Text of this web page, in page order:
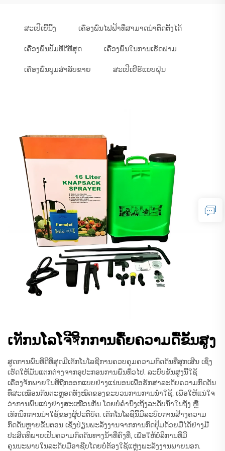
ສະເປີເຍີ້ນີ້ງ ເຄື່ອງພົ່ນໄຟຟ້າທີ່ສາມາດນຳຕິດຕັ້ງໄດ້
ເຄື່ອງພົ່ນປັ້ມທີ່ດີທີ່ສຸດ ເຄື່ອງພົ່ນໃນການເຮັດຟາມ
ເຄື່ອງພົ່ນບູມສຳລັບຂາຍ ສະເປີເຢີຣ໌ແບບຝຸ່ນ
ເทັກນໂລໂຈີঈິກການຄື້ຍຄວາມດື້ຂັ້ນສູງ
ສູດການພົ່ນທີ່ດີທີ່ສຸດມີເຕັກໂນໂລຊີການຄວບຄຸມຄວາມກົດດັນທີ່ສຸກເສີນ ເຊິ່ງ
ເຮັດໃຫ້ມັນແຕກຕ່າງຈາກອຸປະກອນການພົ່ນທົ່ວໄປ. ລະບົບຂັ້ນສູງນີ້ໃຊ້
ເຄື່ອງຈັກພາຍໃນທີ່ຖືກອອກແບບຢ່າງແນ່ນອນເພື່ອຮັກສາລະດັບຄວາມກົດດັນ
ທີ່ສະເໝືອນກັນຕະຫຼອດທັງໝົດຂອງຂະບວນການການນຳໃຊ້, ເພື່ອໃຫ້ແນ່ໃຈ
ວ່າການພົ່ນແບ່ງຢ່າງສະເໝືອນກັນ ໂດຍບໍ່ຄຳນຶງເຖິງລະດັບນ້ຳໃນຖັງ ຫຼື
ເທັກນິກການນຳໃຊ້ຂອງຜູ້ປະຕິບັດ. ເຕັກໂນໂລຊີນີ້ມີລະບົບການສ້າງຄວາມ
ກົດດັນຫຼາຍຂັ້ນຕອນ ເຊິ່ງປ່ຽນພະລັງງານຈາກການກົດປຸ້ມດ້ວຍມືໄດ້ຢ່າງມີ
ປະສິດທິພາບເປັນຄວາມກົດດັນທາງນ້ຳທີ່ຄົງທີ່, ເພື່ອໃຫ້ບໍລິການທີ່ມີ
ຄຸນນະພາບໃນລະດັບມືອາຊີບໂດຍບໍ່ຕ້ອງໃຊ້ແຫຼ່ງພະລັງງານພາຍນອກ.